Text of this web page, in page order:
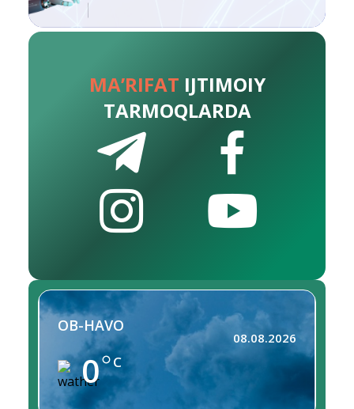
MA’RIFAT IJTIMOIY
TARMOQLARDA
OB-HAVO
0 C
08.08.2026